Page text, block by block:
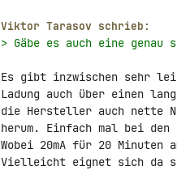
Viktor Tarasov schrieb:
> Gäbe es auch eine
Es gibt inzwischen sehr
Ladung auch über einen
die Hersteller auch nette
herum. Einfach mal bei den
Wobei 20mA für 20
Vielleicht eignet sich da